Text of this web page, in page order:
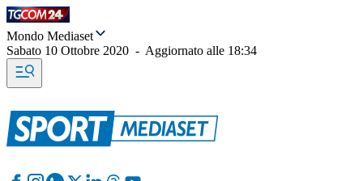
Mondo Mediaset
Sabato 10 Ottobre 2020 - Aggiornato alle 18:34